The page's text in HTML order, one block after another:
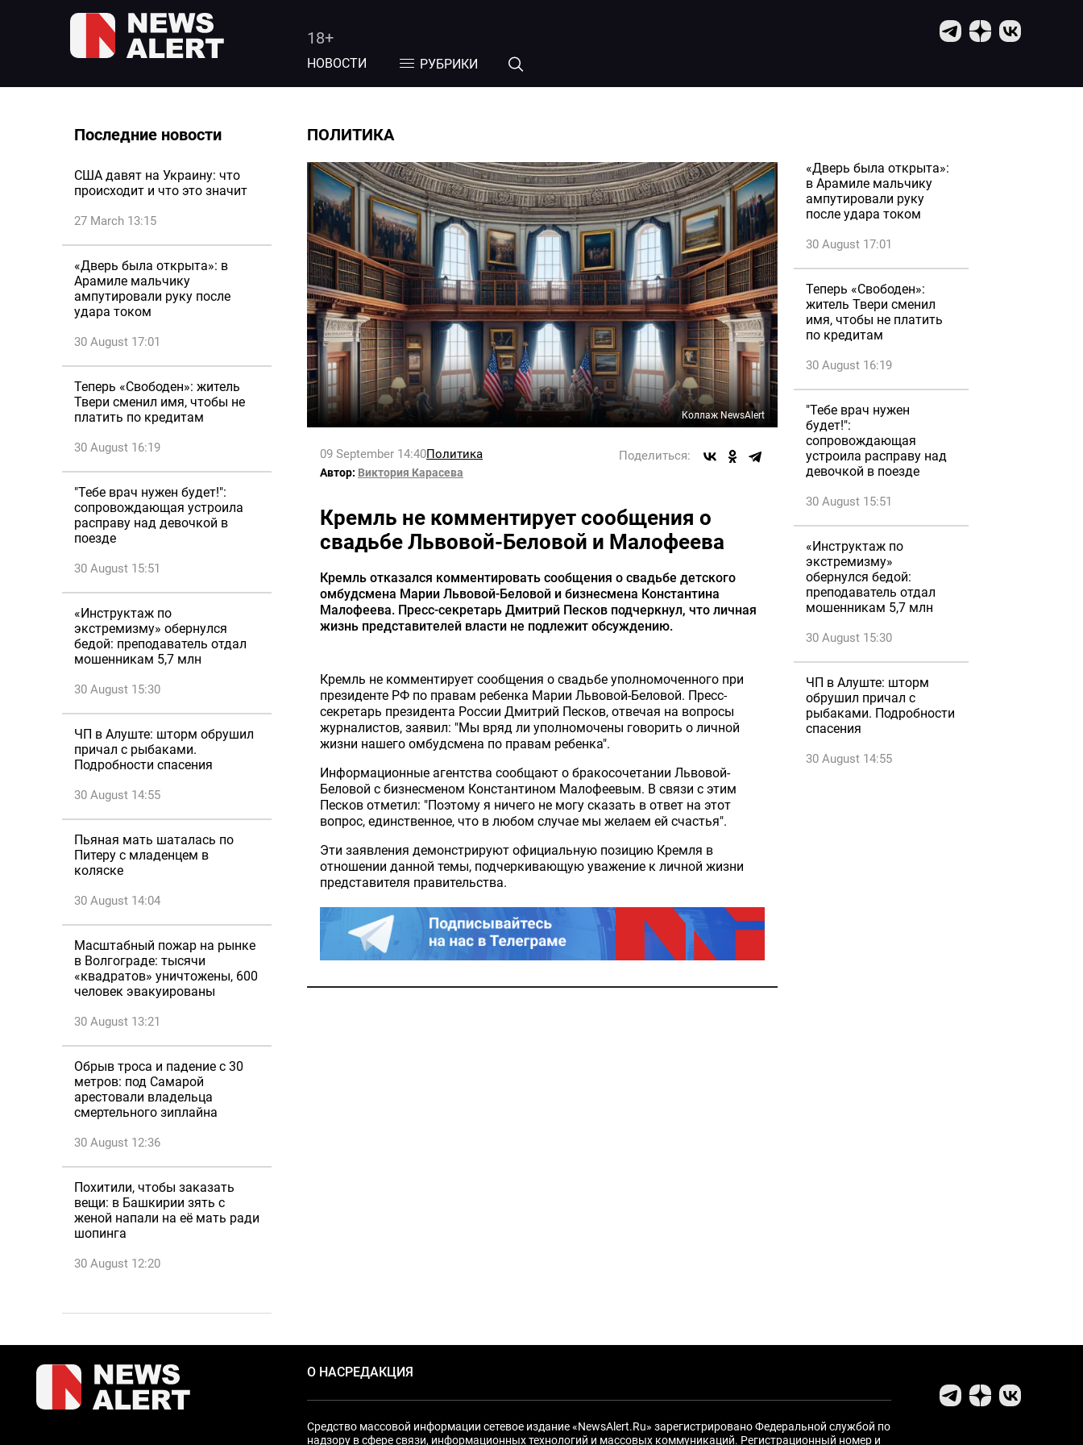
18+
НОВОСТИ РУБРИКИ
Последние новости
США давят на Украину: что
происходит и что это значит
27 March 13:15
«Дверь была открыта»: в
Арамиле мальчику
ампутировали руку после
удара током
30 August 17:01
Теперь «Свободен»: житель
Твери сменил имя, чтобы не
платить по кредитам
30 August 16:19
"Тебе врач нужен будет!":
сопровождающая устроила
расправу над девочкой в
поезде
30 August 15:51
«Инструктаж по
экстремизму» обернулся
бедой: преподаватель отдал
мошенникам 5,7 млн
30 August 15:30
ЧП в Алуште: шторм обрушил
причал с рыбаками.
Подробности спасения
30 August 14:55
Пьяная мать шаталась по
Питеру с младенцем в
коляске
30 August 14:04
Масштабный пожар на рынке
в Волгограде: тысячи
«квадратов» уничтожены, 600
человек эвакуированы
30 August 13:21
Обрыв троса и падение с 30
метров: под Самарой
арестовали владельца
смертельного зиплайна
30 August 12:36
Похитили, чтобы заказать
вещи: в Башкирии зять с
женой напали на её мать ради
шопинга
30 August 12:20
ПОЛИТИКА
Коллаж NewsAlert
09 September 14:40Политика Поделиться:
Автор: Виктория Карасева
Кремль не комментирует сообщения о
свадьбе Львовой-Беловой и Малофеева
Кремль отказался комментировать сообщения о свадьбе детского
омбудсмена Марии Львовой-Беловой и бизнесмена Константина
Малофеева. Пресс-секретарь Дмитрий Песков подчеркнул, что личная
жизнь представителей власти не подлежит обсуждению.
Кремль не комментирует сообщения о свадьбе уполномоченного при
президенте РФ по правам ребенка Марии Львовой-Беловой. Пресс-
секретарь президента России Дмитрий Песков, отвечая на вопросы
журналистов, заявил: "Мы вряд ли уполномочены говорить о личной
жизни нашего омбудсмена по правам ребенка".
Информационные агентства сообщают о бракосочетании Львовой-
Беловой с бизнесменом Константином Малофеевым. В связи с этим
Песков отметил: "Поэтому я ничего не могу сказать в ответ на этот
вопрос, единственное, что в любом случае мы желаем ей счастья".
Эти заявления демонстрируют официальную позицию Кремля в
отношении данной темы, подчеркивающую уважение к личной жизни
представителя правительства.
«Дверь была открыта»:
в Арамиле мальчику
ампутировали руку
после удара током
30 August 17:01
Теперь «Свободен»:
житель Твери сменил
имя, чтобы не платить
по кредитам
30 August 16:19
"Тебе врач нужен
будет!":
сопровождающая
устроила расправу над
девочкой в поезде
30 August 15:51
«Инструктаж по
экстремизму»
обернулся бедой:
преподаватель отдал
мошенникам 5,7 млн
30 August 15:30
ЧП в Алуште: шторм
обрушил причал с
рыбаками. Подробности
спасения
30 August 14:55
О НАСРЕДАКЦИЯ
Средство массовой информации сетевое издание «NewsAlert.Ru» зарегистрировано Федеральной службой по
надзору в сфере связи, информационных технологий и массовых коммуникаций. Регистрационный номер и